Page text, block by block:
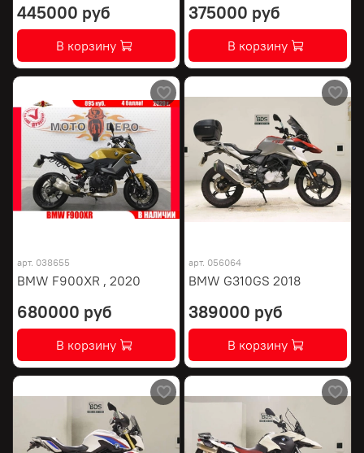
445000 руб
В корзину
375000 руб
В корзину
арт. 038655
BMW F900XR , 2020
680000 руб
В корзину
арт. 056064
BMW G310GS 2018
389000 руб
В корзину